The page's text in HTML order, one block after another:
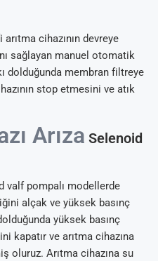
cihazının devreye
sağlayan manuel otomatik
dolduğunda membran filtreye
stop etmesini ve atık
Arıza Selenoid
valf pompalı modellerde
alçak ve yüksek basınç
yüksek basınç
kapatır ve arıtma cihazına
oluruz. Arıtma cihazına su